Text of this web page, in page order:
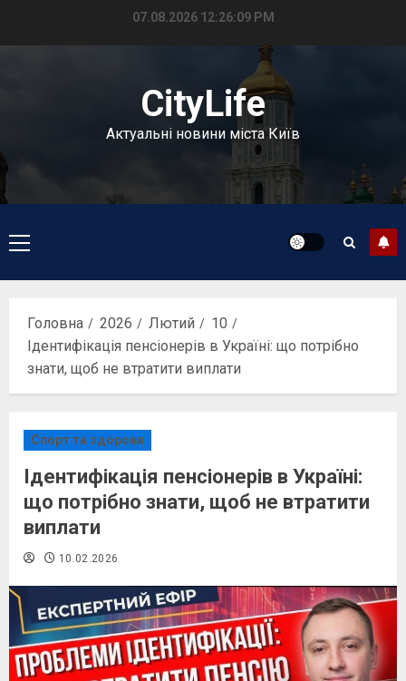
07.08.2026 12:26:09 PM
CityLife
Актуальні новини міста Київ
Головне
меню
Головна 2026 Лютий
10
Ідентифікація пенсіонерів в Україні: що потрібно
знати, щоб не втратити виплати
Спорт та здоровя
Ідентифікація пенсіонерів в Україні:
що потрібно знати, щоб не втратити
виплати
10.02.2026